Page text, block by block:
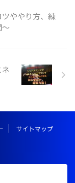
ややり方、練
〜
サイトマップ